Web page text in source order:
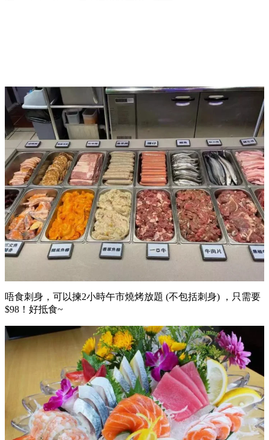
唔食刺身，可以揀2小時午市燒烤放題 (不包括刺身) ，只需要
$98！好抵食~